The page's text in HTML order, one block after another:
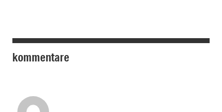
kommentare